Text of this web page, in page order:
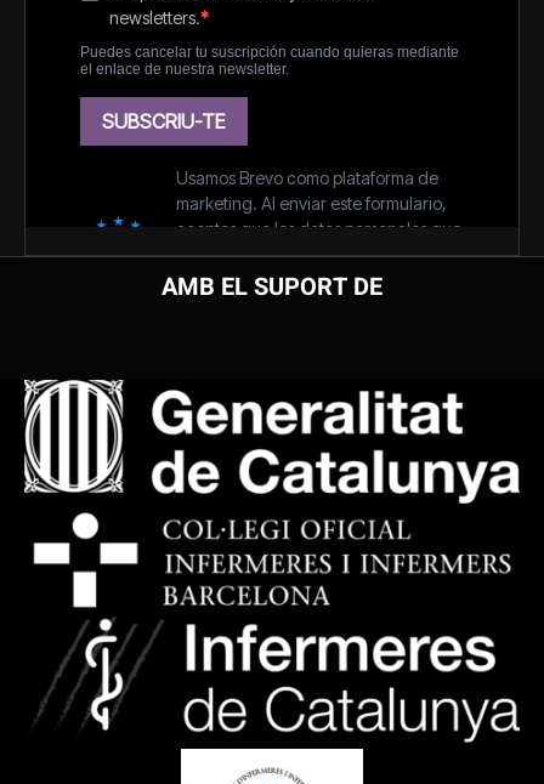
AMB EL SUPORT DE